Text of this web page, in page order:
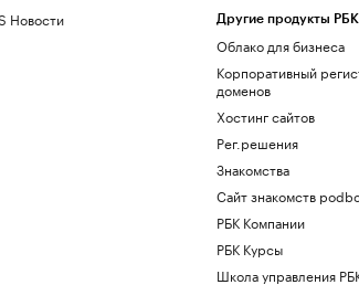
Новости Другие продукты РБК
Облако для бизнеса
Корпоративный
доменов
Хостинг сайтов
Рег.решения
Знакомства
Сайт знакомств
РБК Компании
РБК Курсы
Школа управления